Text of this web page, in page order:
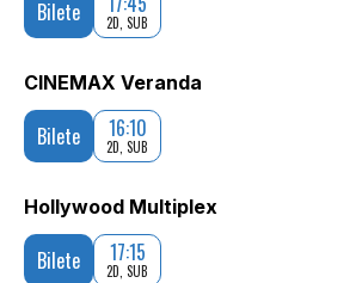
Bilete 2D, SUB
CINEMAX Veranda
Bilete 16:10
2D, SUB
Hollywood Multiplex
Bilete 17:15
2D, SUB